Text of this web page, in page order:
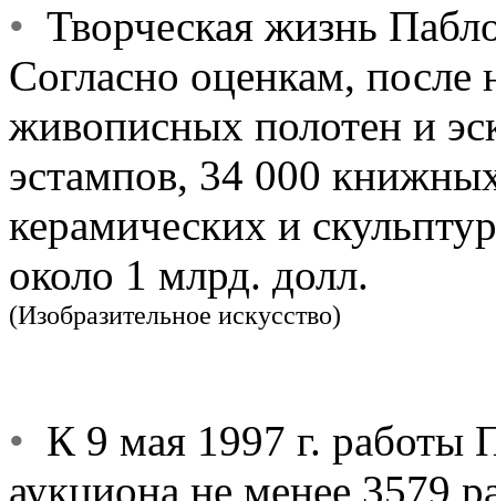
• Творческая жизнь
Согласно оценкам, после
живописных полотен и
эстампов, 34 000
керамических и
около 1 млрд. долл.
(Изобразительное искусство)
• К 9 мая 1997 г. работы
аукциона не менее 3579